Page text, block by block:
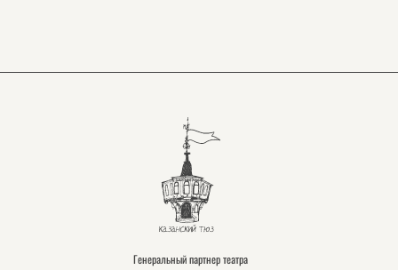
Генеральный партнер театра